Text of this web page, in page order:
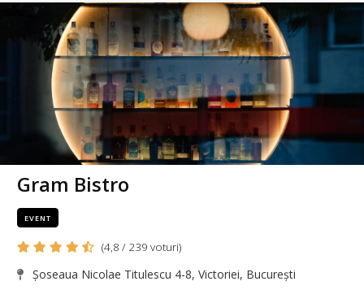
Gram Bistro
EVENT
(4,8 / 239 voturi)
Șoseaua Nicolae Titulescu 4-8, Victoriei, București